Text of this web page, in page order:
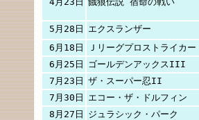
5月28日
エクスランザー
6月18日
Ｊリーグプロストライカー
6月25日
ゴールデンアックスIII
7月23日 ザ・スーパー忍II
7月30日
エコー・ザ・ドルフィン
8月27日
ジュラシック・パーク